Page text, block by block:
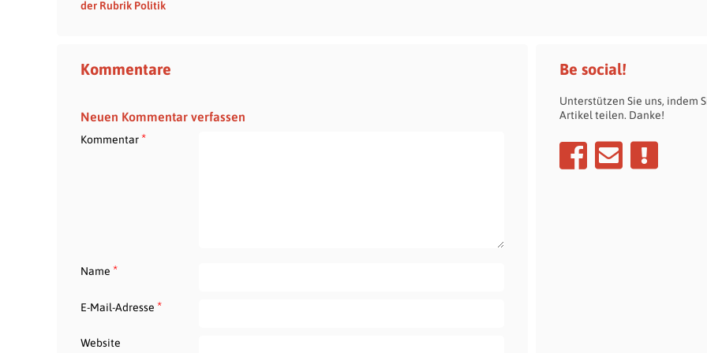
der Rubrik Politik
Kommentare
Neuen Kommentar verfassen
Kommentar*
Name *
E-Mail-Adresse *
Website
Be social!
Unterstützen Sie uns, indem
Artikel teilen. Danke!